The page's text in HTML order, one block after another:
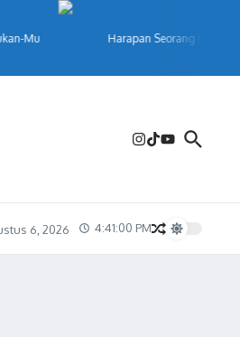
Harapan Seorang Guru
6, 2026 4:41:03 PM